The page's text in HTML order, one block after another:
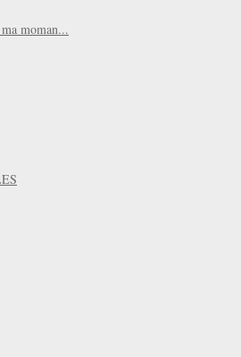
moman...